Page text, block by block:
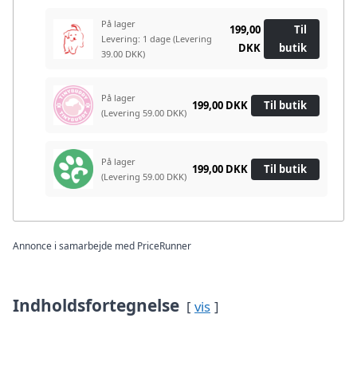
På lager
Levering: 1 dage (Levering
39.00 DKK)
199,00
DKK
Til
butik
På lager
(Levering 59.00 DKK)
199,00 DKK Til butik
På lager
(Levering 59.00 DKK)
199,00 DKK Til butik
Annonce i samarbejde med PriceRunner
Indholdsfortegnelse vis